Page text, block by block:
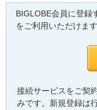
BIGLOBE会員に登録
をご利用いただけます
接続サービスをご契
みです。新規登録は